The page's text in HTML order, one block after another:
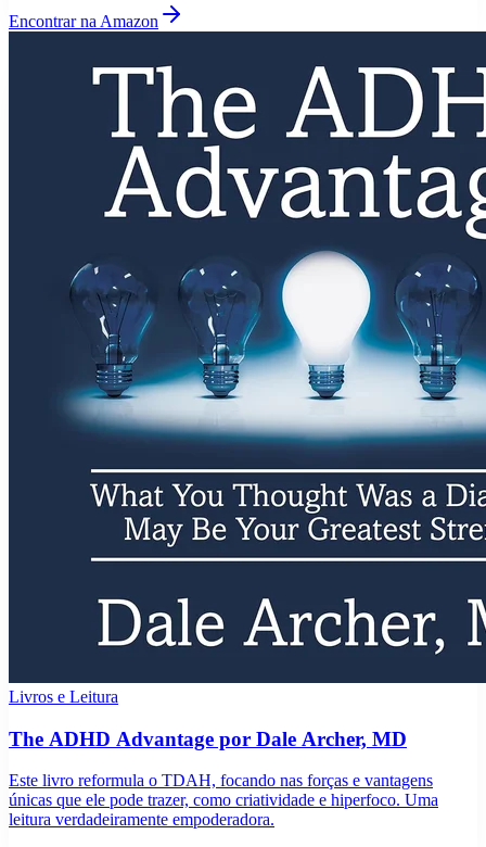
Encontrar na Amazon
Livros e Leitura
The ADHD Advantage por Dale Archer, MD
Este livro reformula o TDAH, focando nas forças e vantagens
únicas que ele pode trazer, como criatividade e hiperfoco. Uma
leitura verdadeiramente empoderadora.